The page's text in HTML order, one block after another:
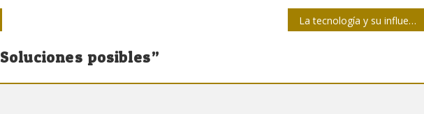
La tecnología y su influencia en la asimilación de noticias
Soluciones posibles”